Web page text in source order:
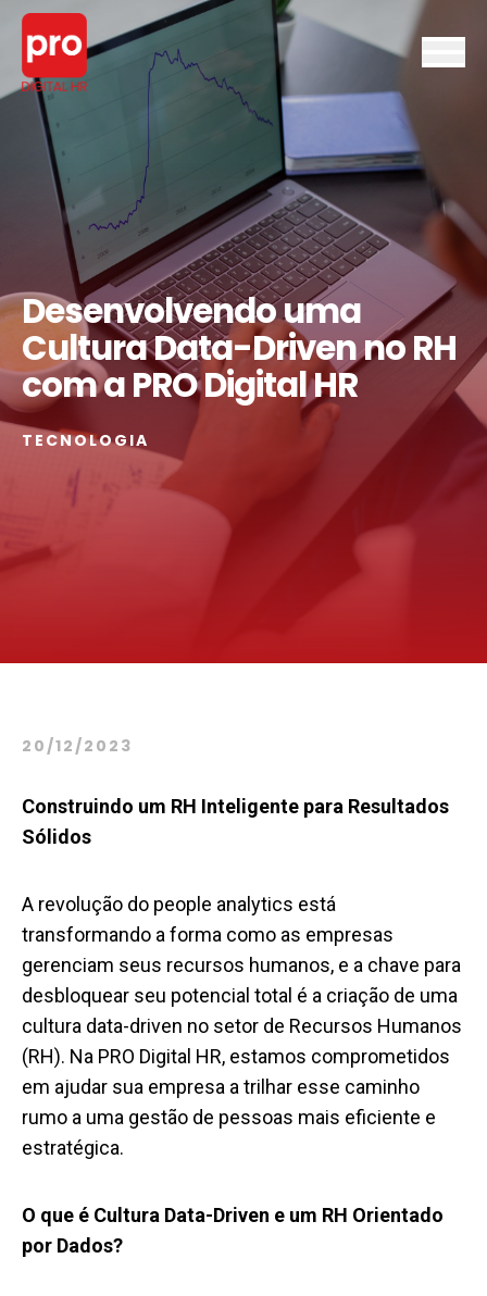
Desenvolvendo uma
Cultura Data-Driven no RH
com a PRO Digital HR
TECNOLOGIA
20/12/2023
Construindo um RH Inteligente para Resultados
Sólidos
A revolução do people analytics está
transformando a forma como as empresas
gerenciam seus recursos humanos, e a chave para
desbloquear seu potencial total é a criação de uma
cultura data-driven no setor de Recursos Humanos
(RH). Na PRO Digital HR, estamos comprometidos
em ajudar sua empresa a trilhar esse caminho
rumo a uma gestão de pessoas mais eficiente e
estratégica.
O que é Cultura Data-Driven e um RH Orientado
por Dados?